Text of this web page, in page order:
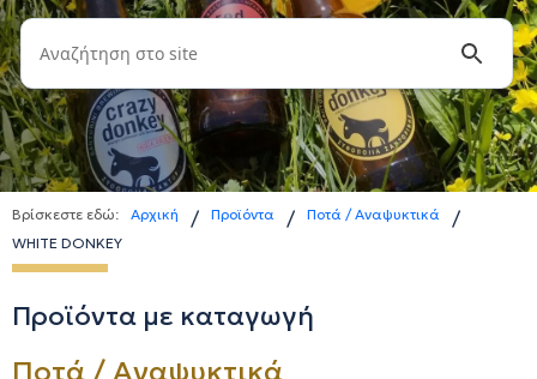
Βρίσκεστε εδώ: Αρχική / Προϊόντα / Ποτά / Αναψυκτικά /
WHITE DONKEY
Προϊόντα με καταγωγή
Ποτά / Αναψυκτικά